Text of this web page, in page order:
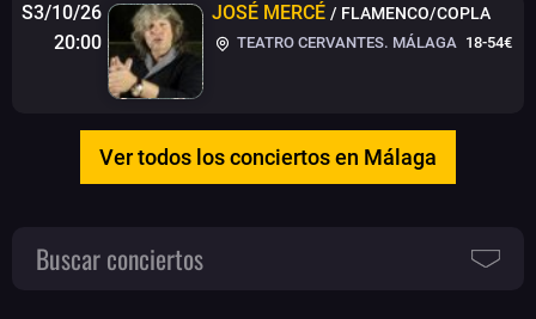
S3/10/26
20:00
JOSÉ MERCÉ / FLAMENCO/COPLA
TEATRO CERVANTES. MÁLAGA 18-54€
Ver todos los conciertos en Málaga
Buscar conciertos